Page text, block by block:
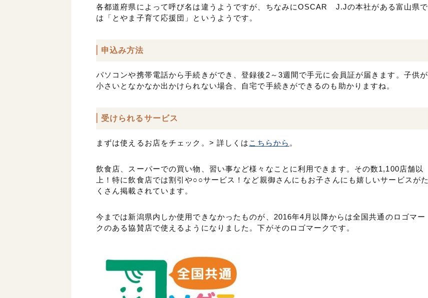
各都道府県によって呼び名は違うようですが、ちなみにOSCAR J.Jの本社がある富山県で
は「とやま子育て応援団」というようです。
申込み方法
パソコンや携帯電話から手続きができ、登録後2～3週間で手元に会員証が届きます。子供が
小さいとなかなか出かけられない場合、自宅で手続きができるのも助かりますね。
受けられるサービス
まずは使えるお店をチェック。> 詳しくは こちらから 。
飲食店、スーパーでの買い物、習い事など様々なことに利用できます。その数1,100店舗以
上！特に飲食店では割引や○○サービス！など親御さんにもお子さんにも嬉しいサービスがた
くさん掲載されています。
今までは新潟県内しか使用できなかったものが、2016年4月以降からは全国共通のロゴマー
クのある協賛店で使えるようになりました。下がそのロゴマークです。